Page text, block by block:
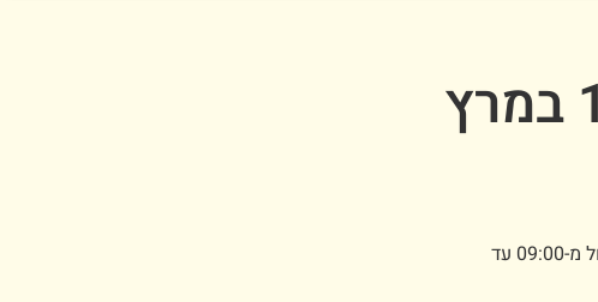
אתם עומדים לרכוש כרטיסים לפארק ארץ הצבי - 16 במרץ כניסה החל מ-09:00 עד